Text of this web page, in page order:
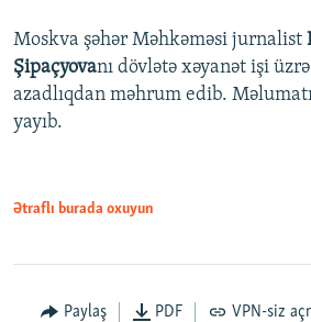
Moskva şəhər Məhkəməsi jurnalist
Şipaçyovanı dövlətə xəyanət işi
azadlıqdan məhrum edib.
yayıb.
Ətraflı burada oxuyun
Paylaş PDF VPN-siz